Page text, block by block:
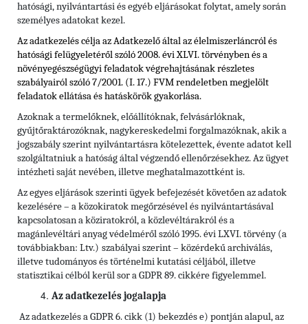
hatósági, nyilvántartási és egyéb eljárásokat folytat, amely során
személyes adatokat kezel.
Az adatkezelés célja az Adatkezelő által az élelmiszerláncról és
hatósági felügyeletéről szóló 2008. évi XLVI. törvényben ésa
növényegészségügyi feladatok végrehajtásának részletes
szabályairól szóló 7/2001. (I. 17.) FVM rendeletbenmegjelölt
feladatok ellátása és hatáskörök gyakorlása.
Azoknak a termelőknek, előállítóknak, felvásárlóknak,
gyűjtőraktározóknak, nagykereskedelmi forgalmazóknak, akik a
jogszabály szerint nyilvántartásra kötelezettek, évente adatot kell
szolgáltatniuk a hatóság által végzendő ellenőrzésekhez. Az ügyet
intézheti saját nevében, illetve meghatalmazottként is.
Az egyes eljárások szerinti ügyek befejezését követően az adatok
kezelésére – a közokiratok megőrzésével és nyilvántartásával
kapcsolatosan a köziratokról, a közlevéltárakról és a
magánlevéltári anyag védelméről szóló 1995. évi LXVI. törvény (a
továbbiakban: Ltv.) szabályai szerint – közérdekű archiválás,
illetve tudományos és történelmi kutatási céljából, illetve
statisztikai célból kerül sor a GDPR 89. cikkére figyelemmel.
Az adatkezelés jogalapja
Az adatkezelés a GDPR 6. cikk (1) bekezdés e) pontján alapul, az